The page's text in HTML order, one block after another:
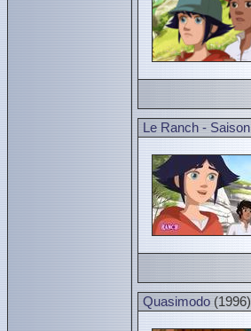
Le Ranch -
Quasimodo (1996)